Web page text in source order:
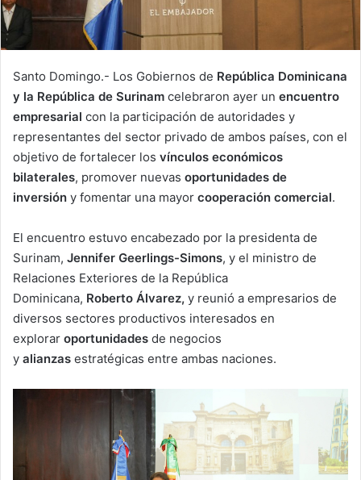
Santo Domingo.- Los Gobiernos de República Dominicana
y la República de Surinam celebraron ayer un encuentro
empresarial con la participación de autoridades y
representantes del sector privado de ambos países, con el
objetivo de fortalecer los vínculos económicos
bilaterales, promover nuevas oportunidades de
inversión y fomentar una mayor cooperación comercial.
El encuentro estuvo encabezado por la presidenta de
Surinam, Jennifer Geerlings-Simons, y el ministro de
Relaciones Exteriores de la República
Dominicana, Roberto Álvarez, y reunió a empresarios de
diversos sectores productivos interesados en
explorar oportunidades de negocios
y alianzas estratégicas entre ambas naciones.